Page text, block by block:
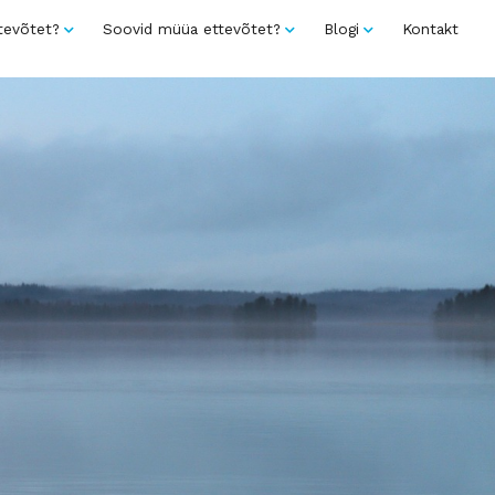
Soovid müüa ettevõtet? Blogi Kontakt